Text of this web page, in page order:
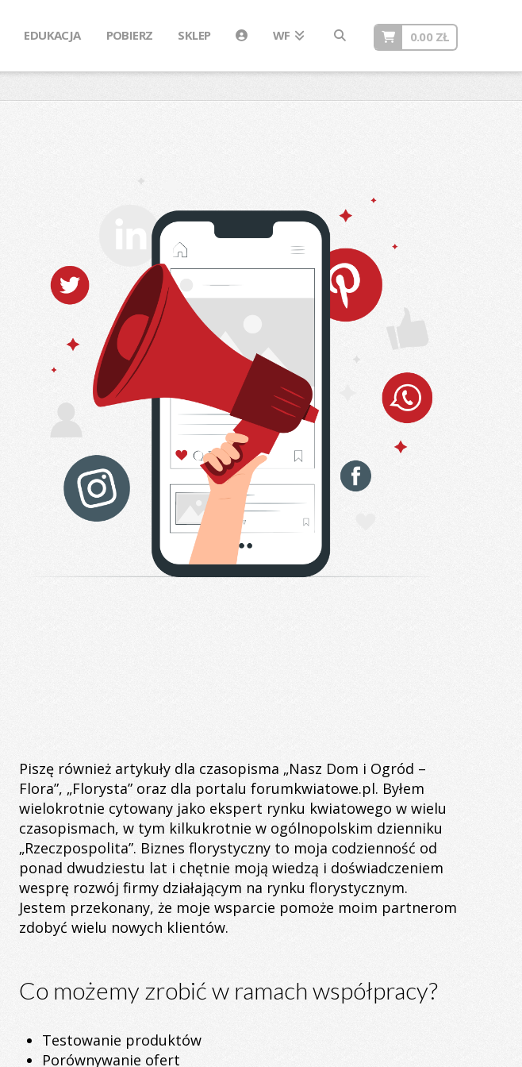
EDUKACJA POBIERZ SKLEP WF 0.00 ZŁ
Piszę również artykuły dla czasopisma „Nasz Dom i Ogród –
Flora”, „Florysta” oraz dla portalu forumkwiatowe.pl. Byłem
wielokrotnie cytowany jako ekspert rynku kwiatowego w wielu
czasopismach, w tym kilkukrotnie w ogólnopolskim dzienniku
„Rzeczpospolita”. Biznes florystyczny to moja codzienność od
ponad dwudziestu lat i chętnie moją wiedzą i doświadczeniem
wesprę rozwój firmy działającym na rynku florystycznym.
Jestem przekonany, że moje wsparcie pomoże moim partnerom
zdobyć wielu nowych klientów.
Co możemy zrobić w ramach współpracy?
Testowanie produktów
Porównywanie ofert